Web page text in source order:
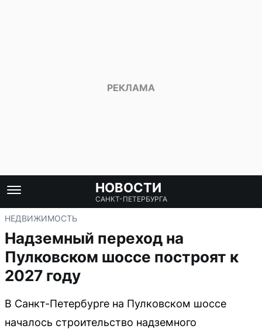
НОВОСТИ
САНКТ-ПЕТЕРБУРГА
НЕДВИЖИМОСТЬ
Надземный переход на
Пулковском шоссе построят к
2027 году
В Санкт-Петербурге на Пулковском шоссе
началось строительство надземного